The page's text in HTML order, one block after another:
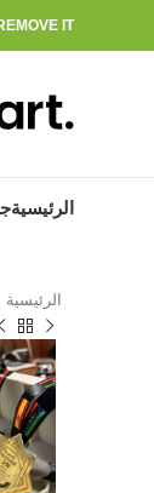
IT…
الرئيسية
الرئيسية